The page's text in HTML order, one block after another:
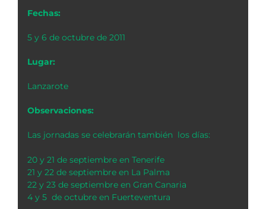
Fechas:
5 y 6 de octubre de 2011
Lugar:
Lanzarote
Observaciones:
Las jornadas se celebrarán también los días:
20 y 21 de septiembre en Tenerife
21 y 22 de septiembre en La Palma
22 y 23 de septiembre en Gran Canaria
4 y 5 de octubre en Fuerteventura